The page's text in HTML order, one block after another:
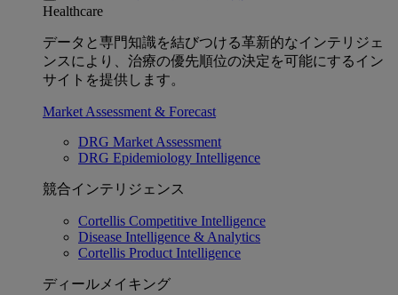
Healthcare
データと専門知識を結びつける革新的なインテリジェ
ンスにより、治療の優先順位の決定を可能にするイン
サイトを提供します。
Market Assessment & Forecast
DRG Market Assessment
DRG Epidemiology Intelligence
競合インテリジェンス
Cortellis Competitive Intelligence
Disease Intelligence & Analytics
Cortellis Product Intelligence
ディールメイキング